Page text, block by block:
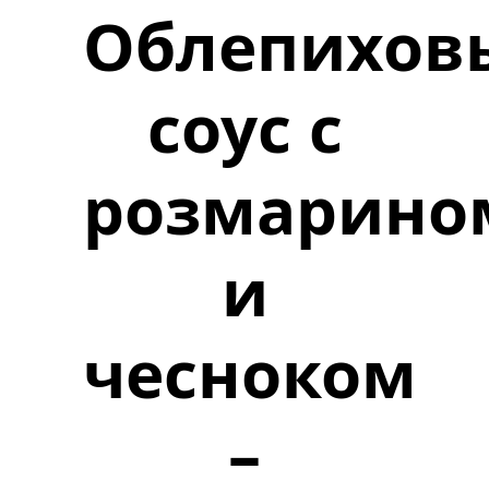
соус с
и
чесноком
–